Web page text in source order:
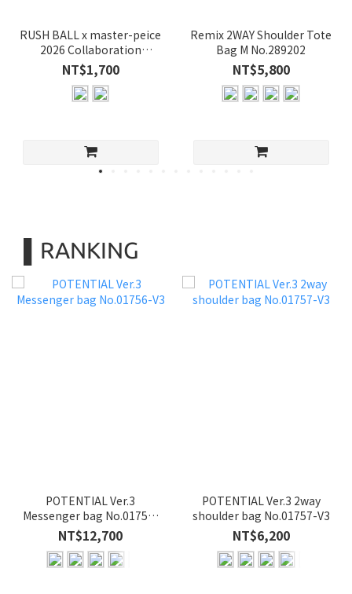
RUSH BALL x master-peice
2026 Collaboration
Sacoche
NT$1,700
Remix 2WAY Shoulder Tote
Bag M No.289202
NT$5,800
▌RANKING
POTENTIAL Ver.3
Messenger bag No.01756-
V3
NT$12,700
POTENTIAL Ver.3 2way
shoulder bag No.01757-V3
NT$6,200